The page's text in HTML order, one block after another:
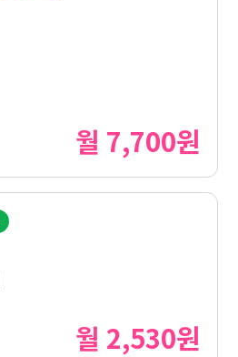
월 7,700원
월 2,530원